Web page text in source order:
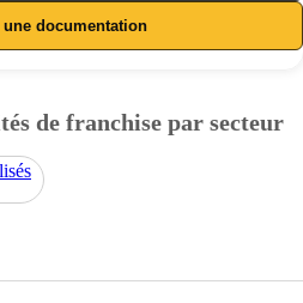
une documentation
de franchise par secteur